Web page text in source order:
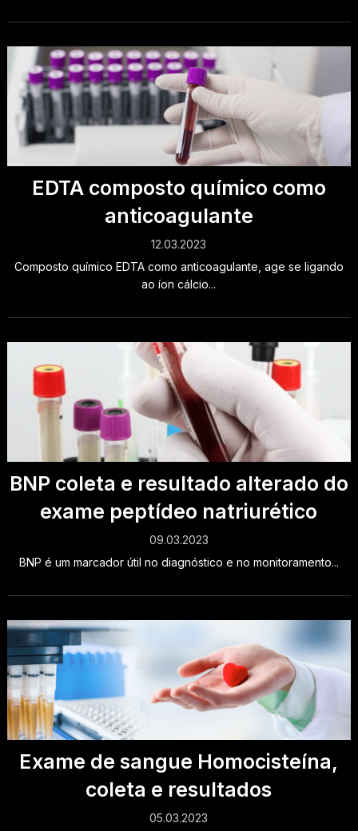
EDTA composto químico como
anticoagulante
12.03.2023
Composto químico EDTA como anticoagulante, age se ligando
ao íon cálcio...
BNP coleta e resultado alterado do
exame peptídeo natriurético
09.03.2023
BNP é um marcador útil no diagnóstico e no monitoramento...
Exame de sangue Homocisteína,
coleta e resultados
05.03.2023